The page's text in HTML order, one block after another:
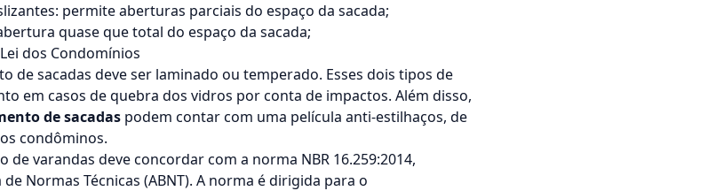
permite aberturas parciais do espaço da sacada;
quase que total do espaço da sacada;
dos Condomínios
de sacadas deve ser laminado ou temperado. Esses dois tipos de
em casos de quebra dos vidros por conta de impactos. Além disso,
de sacadas podem contar com uma película anti-estilhaços, de
condôminos.
varandas deve concordar com a norma NBR 16.259:2014,
Normas Técnicas (ABNT). A norma é dirigida para o